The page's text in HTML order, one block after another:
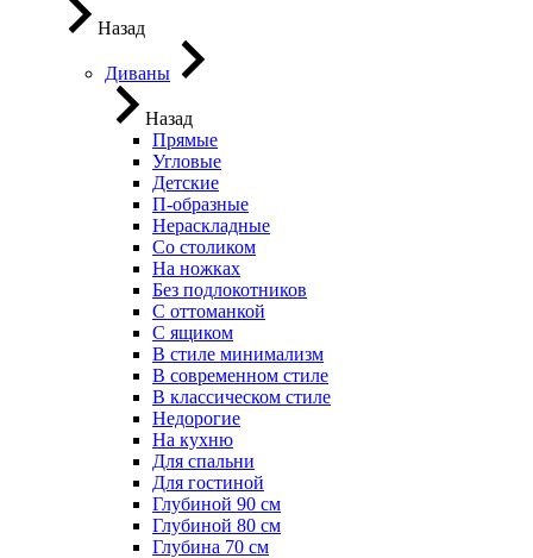
Назад
Диваны
Назад
Прямые
Угловые
Детские
П-образные
Нераскладные
Со столиком
На ножках
Без подлокотников
С оттоманкой
С ящиком
В стиле минимализм
В современном стиле
В классическом стиле
Недорогие
На кухню
Для спальни
Для гостиной
Глубиной 90 см
Глубиной 80 см
Глубина 70 см